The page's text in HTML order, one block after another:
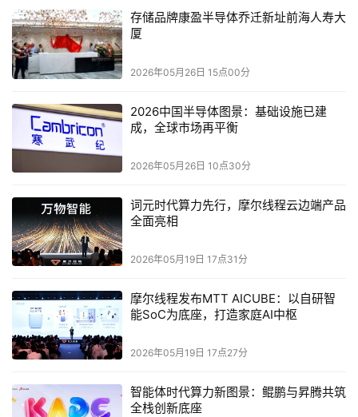
在2月26日至29日于巴塞罗那举行的MWC2024上亲临体验
风河技术，敬请到访2号馆2F25的风河展位。
风河公司简介
风河公司是全球领先的关键任务智能边缘软件提供商。40
年多来，风河一直甘当创新者和开拓者，推动着数十亿设备
与系统的正常运行，提供了最高级别的信息安全性、功能安
全性和可靠性。风河公司的软件与专业技能不断加速汽车、
宇航、国防、工业、医疗和电信等行业的数字化转型。风河
公司提供全面的产品集，并由覆盖全球的专业服务以及广泛
的合作伙伴生态体系提供支持。如需了解更多资料，请访问
风河网站：www.windriver.com
本文来源于DOIT传媒，文章内容仅供参考，不构成投资建议。
存储品牌康盈半导体乔迁新址前海人寿大
厦
2026年05月26日 15点00分
2026中国半导体图景：基础设施已建
成，全球市场再平衡
2026年05月26日 10点30分
词元时代算力先行，摩尔线程云边端产品
全面亮相
2026年05月19日 17点31分
摩尔线程发布MTT AICUBE：以自研智
能SoC为底座，打造家庭AI中枢
2026年05月19日 17点27分
智能体时代算力新图景：鲲鹏与昇腾共筑
全栈创新底座